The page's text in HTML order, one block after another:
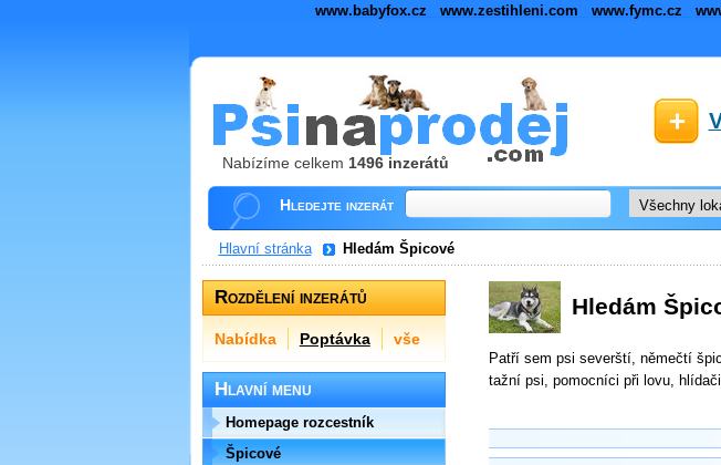
www.babyfox.cz www.zestihleni.com www.fymc.cz
Nabízíme celkem 1496 inzerátů
Hledejte inzerát
Hlavní stránka Hledám Špicové
Hledám
Patří sem psi severští, němečtí
tažní psi, pomocníci při lovu,
Rozdělení inzerátů
Nabídka Poptávka vše
Hlavní menu
Homepage rozcestník
Špicové